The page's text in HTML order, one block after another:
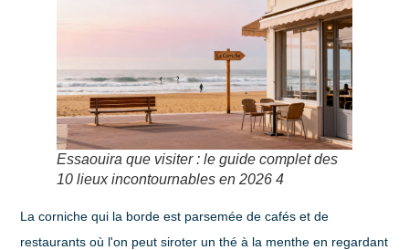
Essaouira que visiter : le guide complet des
10 lieux incontournables en 2026 4
La corniche qui la borde est parsemée de cafés et de
restaurants où l'on peut siroter un thé à la menthe en regardant